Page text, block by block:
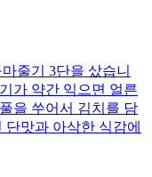
줄기 3단을 샀습니
가 약간 익으면 얼른
을 쑤어서 김치를 담
맛과 아삭한 식감에